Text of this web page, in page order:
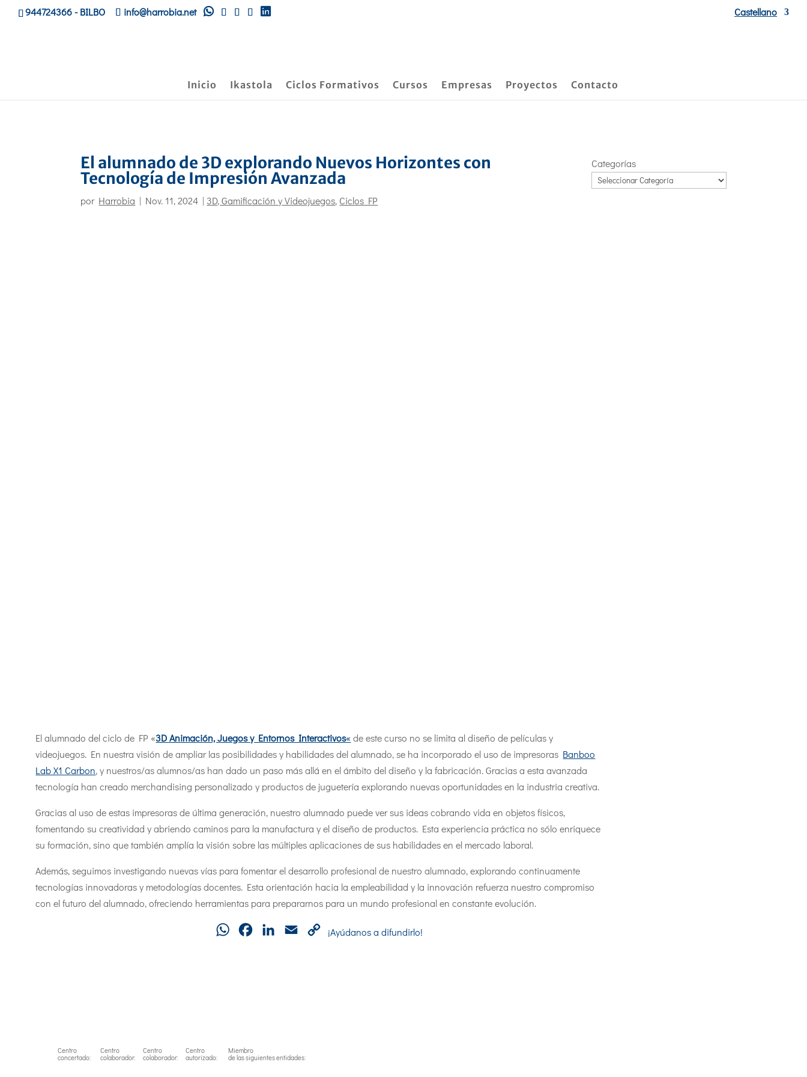
944724366- BILBO info@harrobia.net Castellano
Inicio Ikastola Ciclos Formativos Cursos Empresas Proyectos Contacto
El alumnado de 3D explorando Nuevos Horizontes con
Tecnología de Impresión Avanzada
por Harrobia | Nov. 11, 2024 | 3D, Gamificación y Videojuegos, Ciclos FP
El alumnado del ciclo de FP «3D Animación, Juegos y Entornos Interactivos« de este curso no se limita al diseño de películas y
videojuegos. En nuestra visión de ampliar las posibilidades y habilidades del alumnado, se ha incorporado el uso de impresoras Banboo
Lab X1 Carbon, y nuestros/as alumnos/as han dado un paso más allá en el ámbito del diseño y la fabricación. Gracias a esta avanzada
tecnología han creado merchandising personalizado y productos de juguetería explorando nuevas oportunidades en la industria creativa.
Gracias al uso de estas impresoras de última generación, nuestro alumnado puede ver sus ideas cobrando vida en objetos físicos,
fomentando su creatividad y abriendo caminos para la manufactura y el diseño de productos. Esta experiencia práctica no sólo enriquece
su formación, sino que también amplía la visión sobre las múltiples aplicaciones de sus habilidades en el mercado laboral.
Además, seguimos investigando nuevas vías para fomentar el desarrollo profesional de nuestro alumnado, explorando continuamente
tecnologías innovadoras y metodologías docentes. Esta orientación hacia la empleabilidad y la innovación refuerza nuestro compromiso
con el futuro del alumnado, ofreciendo herramientas para prepararnos para un mundo profesional en constante evolución.
WhatsAppFacebookLinkedInEmail
Copy
¡Ayúdanos a difundirlo!
Categorías
Centro
concertado:
Centro
colaborador:
Centro
colaborador:
Centro
autorizado:
Miembro
de las siguientes entidades: